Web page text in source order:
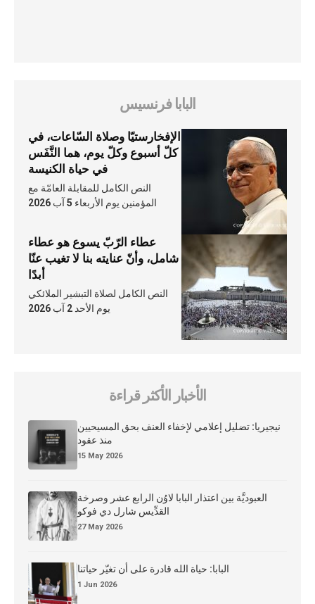
البابا فرنسيس
الإفخارستيّا وصلاة السّاعات، في
كلّ أسبوع وكلّ يوم، هما النَّفَس
في حياة الكنيسة
النص الكامل للمقابلة العامّة مع
المؤمنين يوم الأربعاء 5 آب 2026
عطاء الرّبّ يسوع هو عطاء
شامل، وأنّ عنايته بنا لا تغيب عنّا
أبدًا
النص الكامل لصلاة التبشير الملائكي
يوم الأحد 2 آب 2026
الأخبار الأكثر قراءة
نيجيريا: تضليل إعلامي لإخفاء العنف بحق المسيحيين
منذ عقود
15 May 2026
العبوديَّة بين اعتذار البابا لاوُن الرابع عشر وصرخة
القدِّيس شارل دي فوكو
27 May 2026
البابا: حياة الله قادرة على أن تغيّر حياتنا
1 Jun 2026